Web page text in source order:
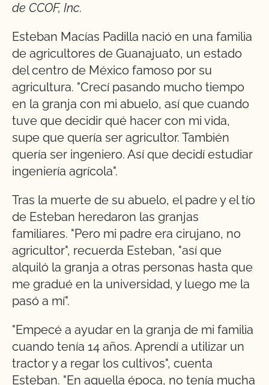
de CCOF, Inc.
Esteban Macías Padilla nació en una familia
de agricultores de Guanajuato, un estado
del centro de México famoso por su
agricultura. "Crecí pasando mucho tiempo
en la granja con mi abuelo, así que cuando
tuve que decidir qué hacer con mi vida,
supe que quería ser agricultor. También
quería ser ingeniero. Así que decidí estudiar
ingeniería agrícola".
Tras la muerte de su abuelo, el padre y el tío
de Esteban heredaron las granjas
familiares. "Pero mi padre era cirujano, no
agricultor", recuerda Esteban, "así que
alquiló la granja a otras personas hasta que
me gradué en la universidad, y luego me la
pasó a mí".
"Empecé a ayudar en la granja de mi familia
cuando tenía 14 años. Aprendí a utilizar un
tractor y a regar los cultivos", cuenta
Esteban. "En aquella época, no tenía mucha